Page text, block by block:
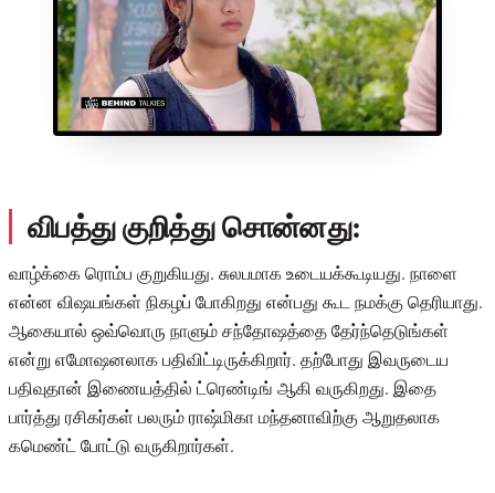
விபத்து குறித்து சொன்னது:
வாழ்க்கை ரொம்ப குறுகியது. சுலபமாக உடையக்கூடியது. நாளை
என்ன விஷயங்கள் நிகழப் போகிறது என்பது கூட நமக்கு தெரியாது.
ஆகையால் ஒவ்வொரு நாளும் சந்தோஷத்தை தேர்ந்தெடுங்கள்
என்று எமோஷனலாக பதிவிட்டிருக்கிறார். தற்போது இவருடைய
பதிவுதான் இணையத்தில் ட்ரெண்டிங் ஆகி வருகிறது. இதை
பார்த்து ரசிகர்கள் பலரும் ராஷ்மிகா மந்தனாவிற்கு ஆறுதலாக
கமெண்ட் போட்டு வருகிறார்கள்.